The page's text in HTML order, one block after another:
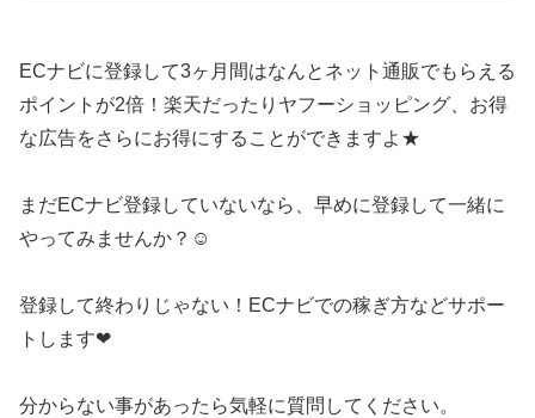
ECナビに登録して3ヶ月間はなんとネット通販でもらえる
ポイントが2倍！楽天だったりヤフーショッピング、お得
な広告をさらにお得にすることができますよ★
まだECナビ登録していないなら、早めに登録して一緒に
やってみませんか？☺️
登録して終わりじゃない！ECナビでの稼ぎ方などサポー
トします❤︎
分からない事があったら気軽に質問してください。